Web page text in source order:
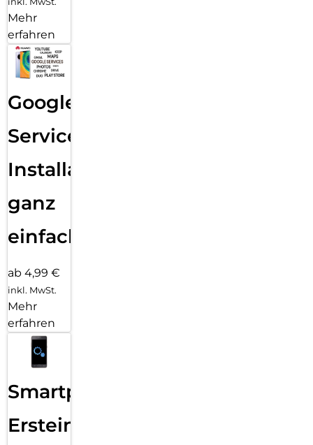
Mehr
erfahren
Google
Services
Installation
ganz
einfach
ab 4,99 €
inkl. MwSt.
Mehr
erfahren
Smartphone
Ersteinrichtung